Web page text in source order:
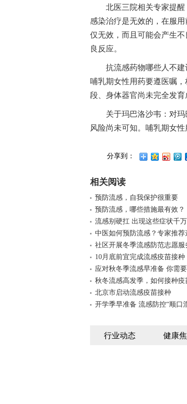
北医三院相关专家提
感染治疗是无效的，在服
仅无效，而且可能会产生
良反应。
抗流感药物哪些人不
哺乳期女性用药要遵医嘱
段、身体器官尚未完全发育
关于玛巴洛沙韦：对
风险尚未可知。哺乳期女
分享到：
相关阅读
预防流感，自我保护很重要
预防流感，哪些措施最有效？
流感别硬扛 出现这些症状千万
中医如何预防流感？专家推
社区开展冬季流感防范志愿服
10月底前宜完成流感疫苗接
应对秋冬季流感早准备 你需
秋冬流感高发季，如何接种
北京市启动流感疫苗接种
开学季早准备 流感防控“顺口
行业动态 健康